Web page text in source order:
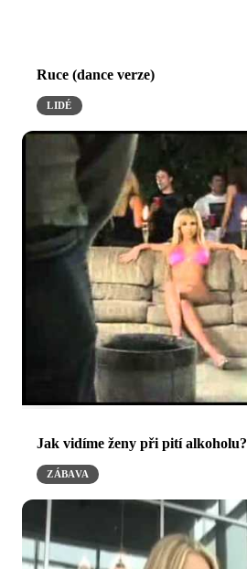
Ruce (dance verze)
LIDÉ
Jak vidíme ženy při pití alkoholu?
ZÁBAVA